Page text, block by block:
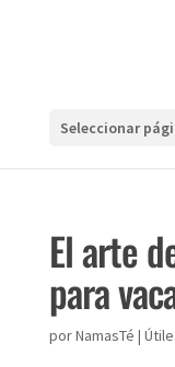
Seleccionar
El arte
para
porNamasTé |